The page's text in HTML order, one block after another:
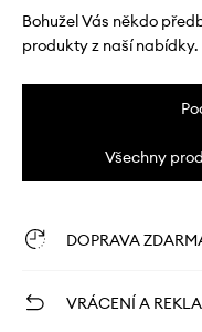
Bohužel Vás někdo
produkty z naší nabídky.
Všechny
DOPRAVA
VRÁCENÍ A